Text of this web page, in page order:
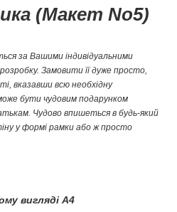
(Макет No5)
за Вашими індивідуальними
Замовити її дуже просто,
вказавши всю необхідну
бути чудовим подарунком
Чудово впишеться в будь-який
у формі рамки або ж просто
вигляді А4